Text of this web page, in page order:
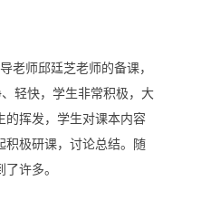
老师邱廷芝老师的备课，
轻快，学生非常积极，大
的挥发，学生对课本内容
积极研课，讨论总结。随
许多。